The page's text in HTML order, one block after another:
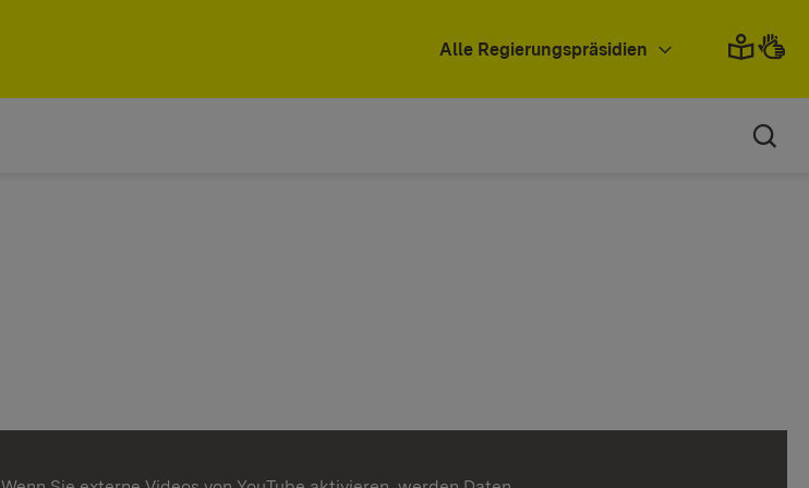
Alle Regierungspräsidien